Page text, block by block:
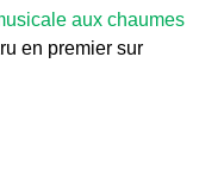
aux chaumes
en premier sur